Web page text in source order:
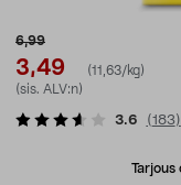
6,99
3,49
(11,63/kg)
(sis. ALV:n)
3.6 (183)
Tarjous